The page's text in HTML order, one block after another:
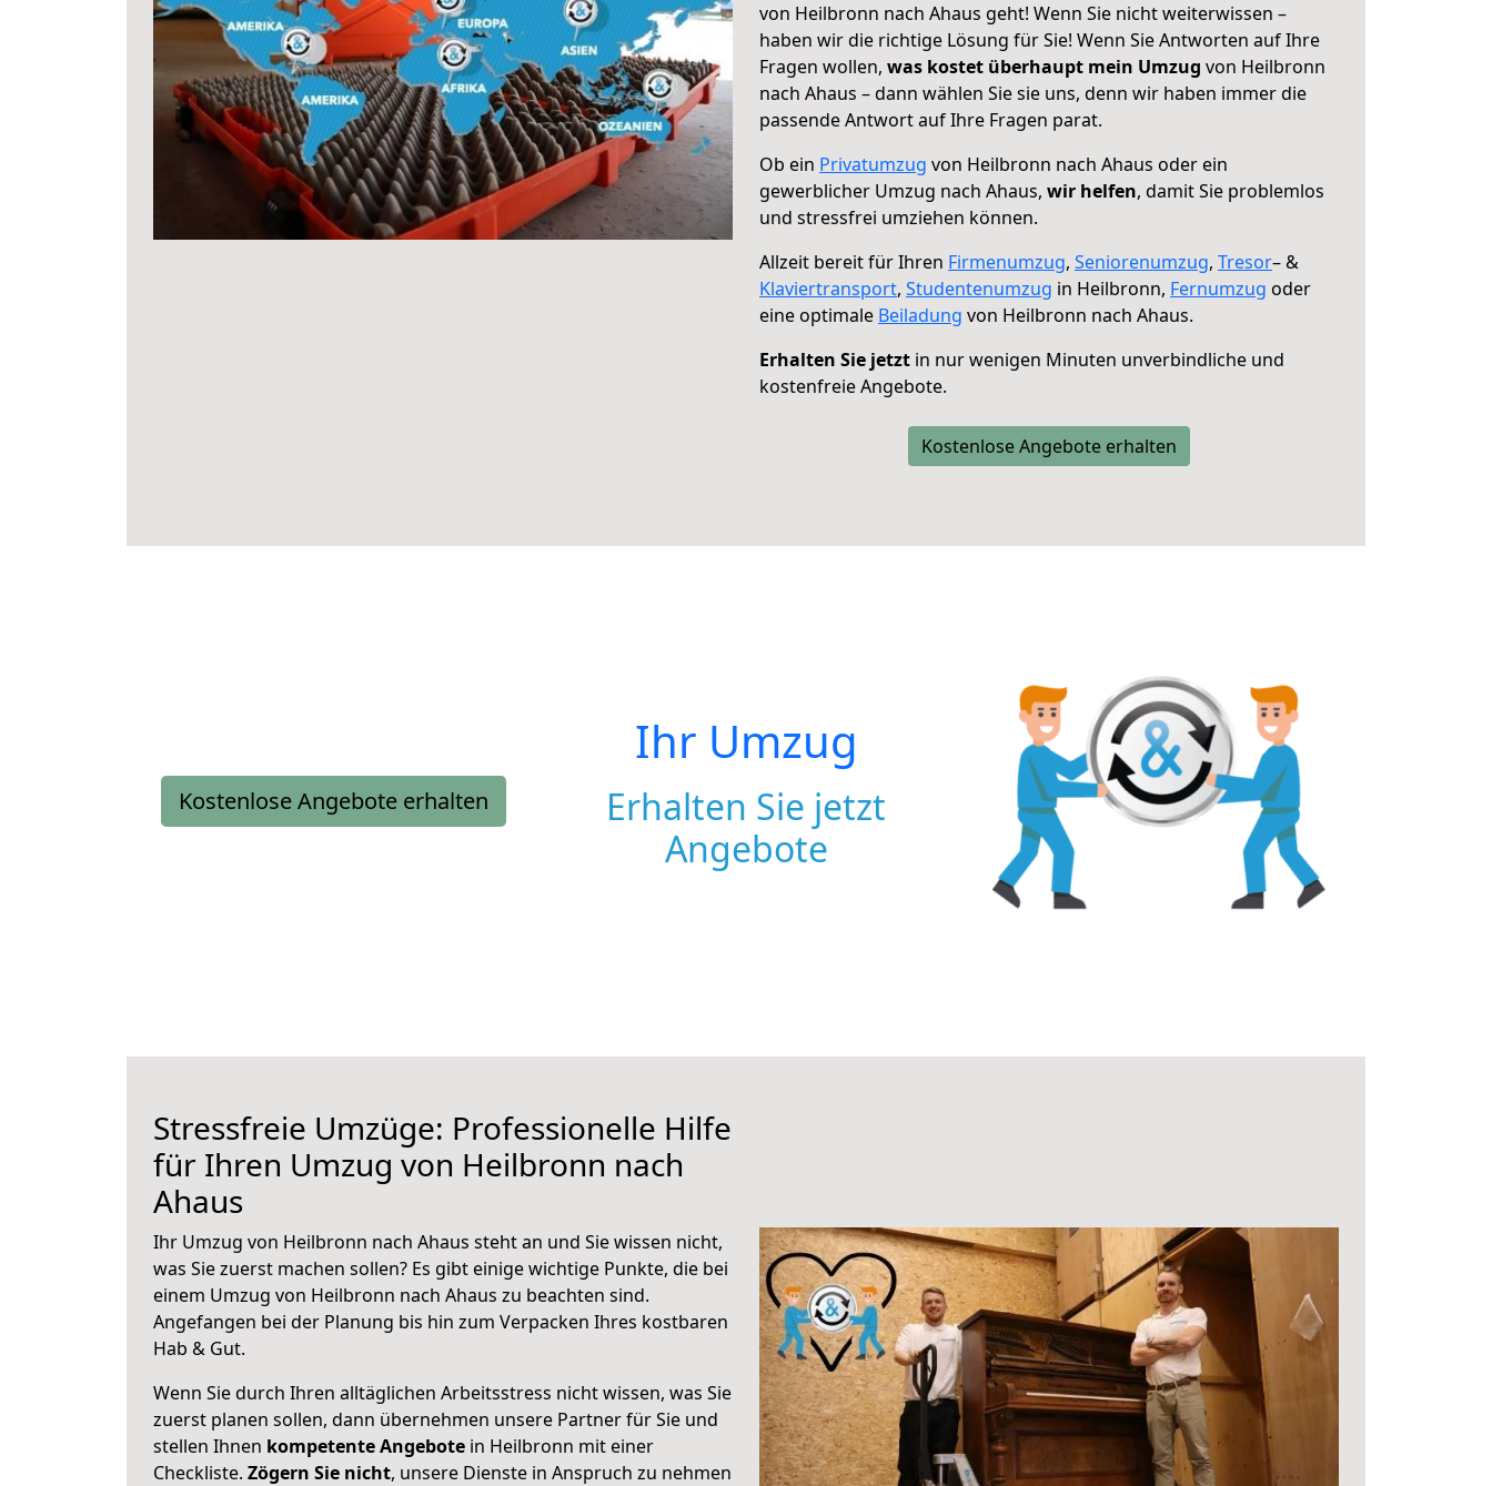
von Heilbronn nach Ahaus geht! Wenn Sie nicht weiterwissen –
haben wir die richtige Lösung für Sie! Wenn Sie Antworten auf Ihre
Fragen wollen, was kostet überhaupt mein Umzug von Heilbronn
nach Ahaus – dann wählen Sie sie uns, denn wir haben immer die
passende Antwort auf Ihre Fragen parat.
Ob ein Privatumzug von Heilbronn nach Ahaus oder ein
gewerblicher Umzug nach Ahaus, wir helfen, damit Sie problemlos
und stressfrei umziehen können.
Allzeit bereit für Ihren Firmenumzug, Seniorenumzug, Tresor– &
Klaviertransport, Studentenumzug in Heilbronn, Fernumzug oder
eine optimale Beiladung von Heilbronn nach Ahaus.
Erhalten Sie jetzt in nur wenigen Minuten unverbindliche und
kostenfreie Angebote.
Kostenlose Angebote erhalten
Kostenlose Angebote erhalten
Ihr Umzug
Erhalten Sie jetzt
Angebote
Stressfreie Umzüge: Professionelle Hilfe
für Ihren Umzug von Heilbronn nach
Ahaus
Ihr Umzug von Heilbronn nach Ahaus steht an und Sie wissen nicht,
was Sie zuerst machen sollen? Es gibt einige wichtige Punkte, die bei
einem Umzug von Heilbronn nach Ahaus zu beachten sind.
Angefangen bei der Planung bis hin zum Verpacken Ihres kostbaren
Hab & Gut.
Wenn Sie durch Ihren alltäglichen Arbeitsstress nicht wissen, was Sie
zuerst planen sollen, dann übernehmen unsere Partner für Sie und
stellen Ihnen kompetente Angebote in Heilbronn mit einer
Checkliste. Zögern Sie nicht, unsere Dienste in Anspruch zu nehmen